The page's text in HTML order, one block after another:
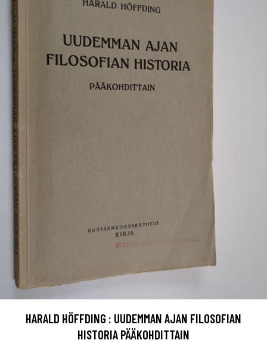
HARALD HÖFFDING : UUDEMMAN AJAN FILOSOFIAN
HISTORIA PÄÄKOHDITTAIN